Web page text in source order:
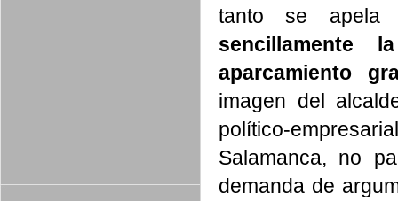
tanto se apela
aparcamiento
imagen del
político-
Salamanca, no
demanda de